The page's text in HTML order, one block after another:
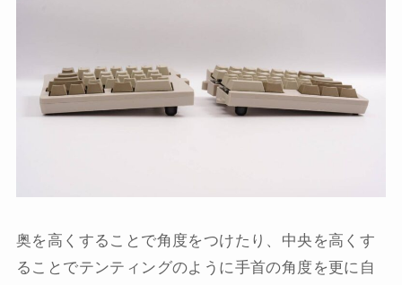
奥を高くすることで角度をつけたり、中央を高くす
ることでテンティングのように手首の角度を更に自